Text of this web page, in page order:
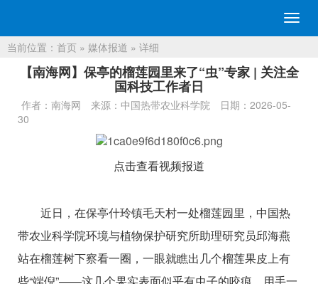
切
换
航
当前位置： 首页 » 媒体报道 » 详细
【南海网】保亭的榴莲园里来了“虫”专家 | 关注全
国科技工作者日
作者：南海网 来源：中国热带农业科学院
日期：2026-05-
30
点击查看视频报道
近日，在保亭什玲镇毛天村一处榴莲园里，中国热
带农业科学院环境与植物保护研究所助理研究员邱海燕
站在榴莲树下察看一圈，一眼就瞧出几个榴莲果皮上有